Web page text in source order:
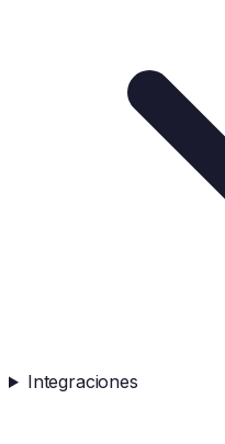
Integraciones